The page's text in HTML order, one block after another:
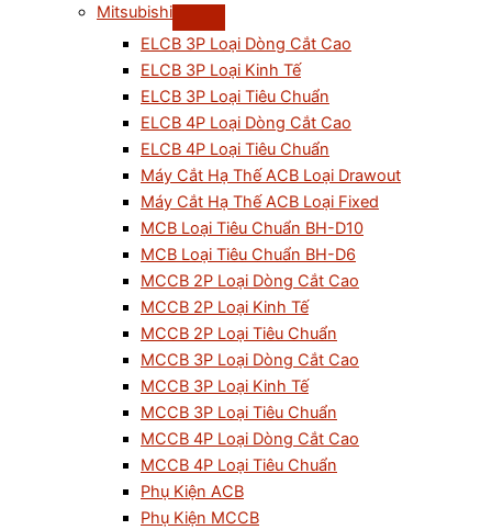
Mitsubishi
ELCB 3P Loại Dòng Cắt Cao
ELCB 3P Loại Kinh Tế
ELCB 3P Loại Tiêu Chuẩn
ELCB 4P Loại Dòng Cắt Cao
ELCB 4P Loại Tiêu Chuẩn
Máy Cắt Hạ Thế ACB Loại Drawout
Máy Cắt Hạ Thế ACB Loại Fixed
MCB Loại Tiêu Chuẩn BH-D10
MCB Loại Tiêu Chuẩn BH-D6
MCCB 2P Loại Dòng Cắt Cao
MCCB 2P Loại Kinh Tế
MCCB 2P Loại Tiêu Chuẩn
MCCB 3P Loại Dòng Cắt Cao
MCCB 3P Loại Kinh Tế
MCCB 3P Loại Tiêu Chuẩn
MCCB 4P Loại Dòng Cắt Cao
MCCB 4P Loại Tiêu Chuẩn
Phụ Kiện ACB
Phụ Kiện MCCB